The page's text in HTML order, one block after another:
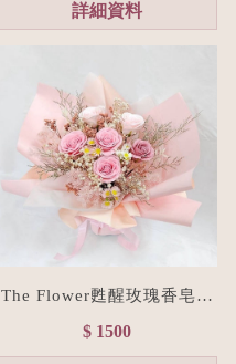
詳細資料
The Flower甦醒玫瑰香皂花
束M size(贈禮物提袋/全台
宅配）浪漫粉
$ 1500